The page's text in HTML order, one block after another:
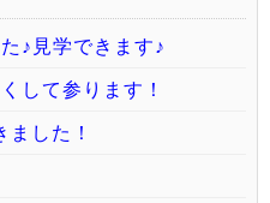
♪見学できます♪
して参ります！
した！